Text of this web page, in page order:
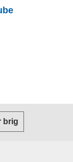
(external
brig